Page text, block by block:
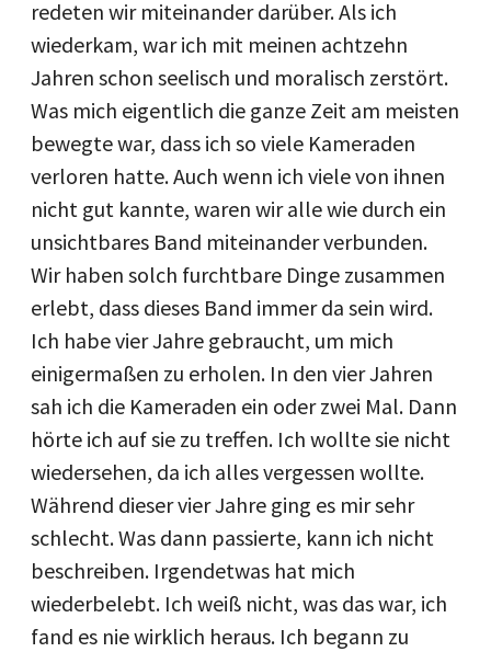
redeten wir miteinander darüber. Als ich
wiederkam, war ich mit meinen achtzehn
Jahren schon seelisch und moralisch zerstört.
Was mich eigentlich die ganze Zeit am meisten
bewegte war, dass ich so viele Kameraden
verloren hatte. Auch wenn ich viele von ihnen
nicht gut kannte, waren wir alle wie durch ein
unsichtbares Band miteinander verbunden.
Wir haben solch furchtbare Dinge zusammen
erlebt, dass dieses Band immer da sein wird.
Ich habe vier Jahre gebraucht, um mich
einigermaßen zu erholen. In den vier Jahren
sah ich die Kameraden ein oder zwei Mal. Dann
hörte ich auf sie zu treffen. Ich wollte sie nicht
wiedersehen, da ich alles vergessen wollte.
Während dieser vier Jahre ging es mir sehr
schlecht. Was dann passierte, kann ich nicht
beschreiben. Irgendetwas hat mich
wiederbelebt. Ich weiß nicht, was das war, ich
fand es nie wirklich heraus. Ich begann zu